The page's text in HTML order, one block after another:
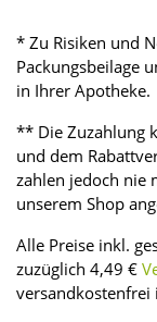
* Zu Risiken und
Packungsbeilage
in Ihrer Apotheke.
** Die Zuzahlung
und dem
zahlen jedoch nie
unserem Shop
Alle Preise inkl.
zuzüglich 4,49 €
versandkostenfrei